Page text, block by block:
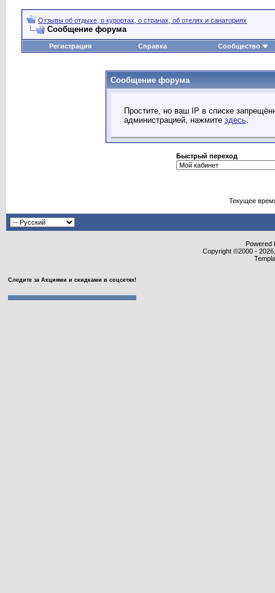
Отзывы об отдыхе, о курортах, о странах, об отелях и санаториях
Сообщение форума
Регистрация Справка Сообщество
Сообщение форума
Простите, но ваш IP в списке
администрацией, нажмите здесь.
Быстрый переход
Текущее
Powered
Copyright ©2000 -
Следите за Акциями и скидками в соцсетях!